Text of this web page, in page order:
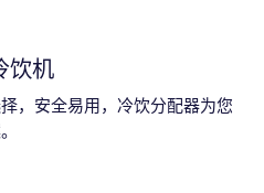
饮机
，安全易用，冷饮分配器为您